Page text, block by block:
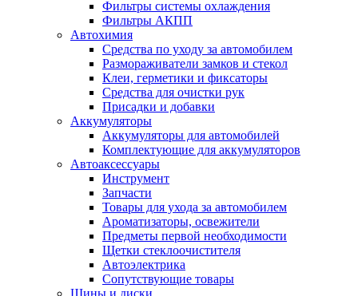
Фильтры системы охлаждения
Фильтры АКПП
Автохимия
Средства по уходу за автомобилем
Размораживатели замков и стекол
Клеи, герметики и фиксаторы
Средства для очистки рук
Присадки и добавки
Аккумуляторы
Аккумуляторы для автомобилей
Комплектующие для аккумуляторов
Автоаксессуары
Инструмент
Запчасти
Товары для ухода за автомобилем
Ароматизаторы, освежители
Предметы первой необходимости
Щетки стеклоочистителя
Автоэлектрика
Сопутствующие товары
Шины и диски